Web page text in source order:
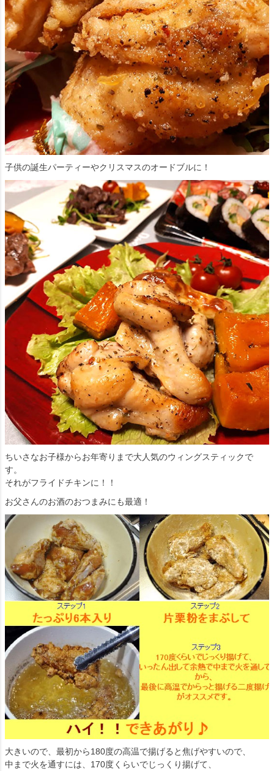
子供の誕生パーティーやクリスマスのオードブルに！
ちいさなお子様からお年寄りまで大人気のウィングスティックで
す。
それがフライドチキンに！！
お父さんのお酒のおつまみにも最適！
大きいので、最初から180度の高温で揚げると焦げやすいので、
中まで火を通すには、170度くらいでじっくり揚げて、